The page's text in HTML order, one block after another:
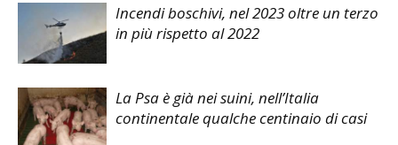
Incendi boschivi, nel 2023 oltre un terzo
in più rispetto al 2022
La Psa è già nei suini, nell’Italia
continentale qualche centinaio di casi